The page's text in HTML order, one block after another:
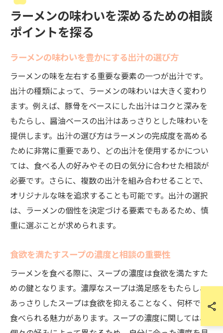
ラーメンの味わいを深めるための相談
ポイントを探る
ラーメンの味わいを豊かにする出汁の選び方
ラーメンの味を左右する重要な要素の一つが出汁です。
出汁の種類によって、ラーメンの味わいは大きく変わり
ます。例えば、豚骨をベースにした出汁はコクと深みを
もたらし、醤油ベースの出汁はあっさりとした味わいを
提供します。出汁の選び方はラーメンの完成度を高める
ために非常に重要であり、どの出汁を使用するかについ
ては、食べる人の好みやその日の気分に合わせた相談が
必要です。さらに、複数の出汁を組み合わせることで、
オリジナルな味を追求することも可能です。出汁の選択
は、ラーメンの個性を決定づける要素でもあるため、慎
重に選ぶことが求められます。
食欲を満たすスープの濃度と相談の重要性
ラーメンを食べる際に、スープの濃度は食欲を満たすた
めの鍵となります。濃厚なスープは満足感をもたらし、
あっさりしたスープは食欲を抑えることなく、何杯でも
食べられる魅力があります。スープの濃度に関しては、